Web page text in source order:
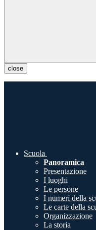
close
Scuola
Panoramica
Presentazione
I luoghi
Le persone
I numeri della
Le carte della
Organizzazione
La storia